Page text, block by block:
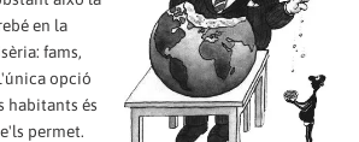
en la
fams,
opció
habitants és
permet.